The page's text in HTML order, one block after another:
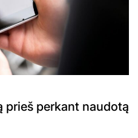
perkant naudotą